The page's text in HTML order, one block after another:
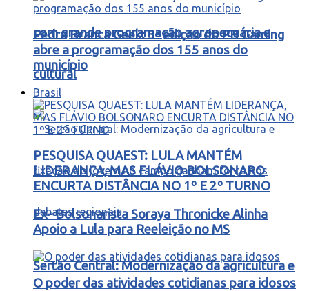
com grande programação agropecuária e
cultural
Sertão Central: Modernização da agricultura e
Pedra Branca Geek: 3ª edição do PB Gaming
abre a programação dos 155 anos do
município
Brasil
PESQUISA QUAEST: LULA MANTÉM
LIDERANÇA, MAS FLÁVIO BOLSONARO
ENCURTA DISTÂNCIA NO 1º E 2º TURNO
Ex- Bolsonarista Soraya Thronicke Alinha
Apoio a Lula para Reeleição no MS
O poder das atividades cotidianas para idosos